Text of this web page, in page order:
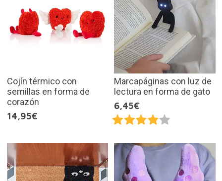
Cojín térmico con
semillas en forma de
corazón
14,95€
Marcapáginas con luz de
lectura en forma de gato
6,45€